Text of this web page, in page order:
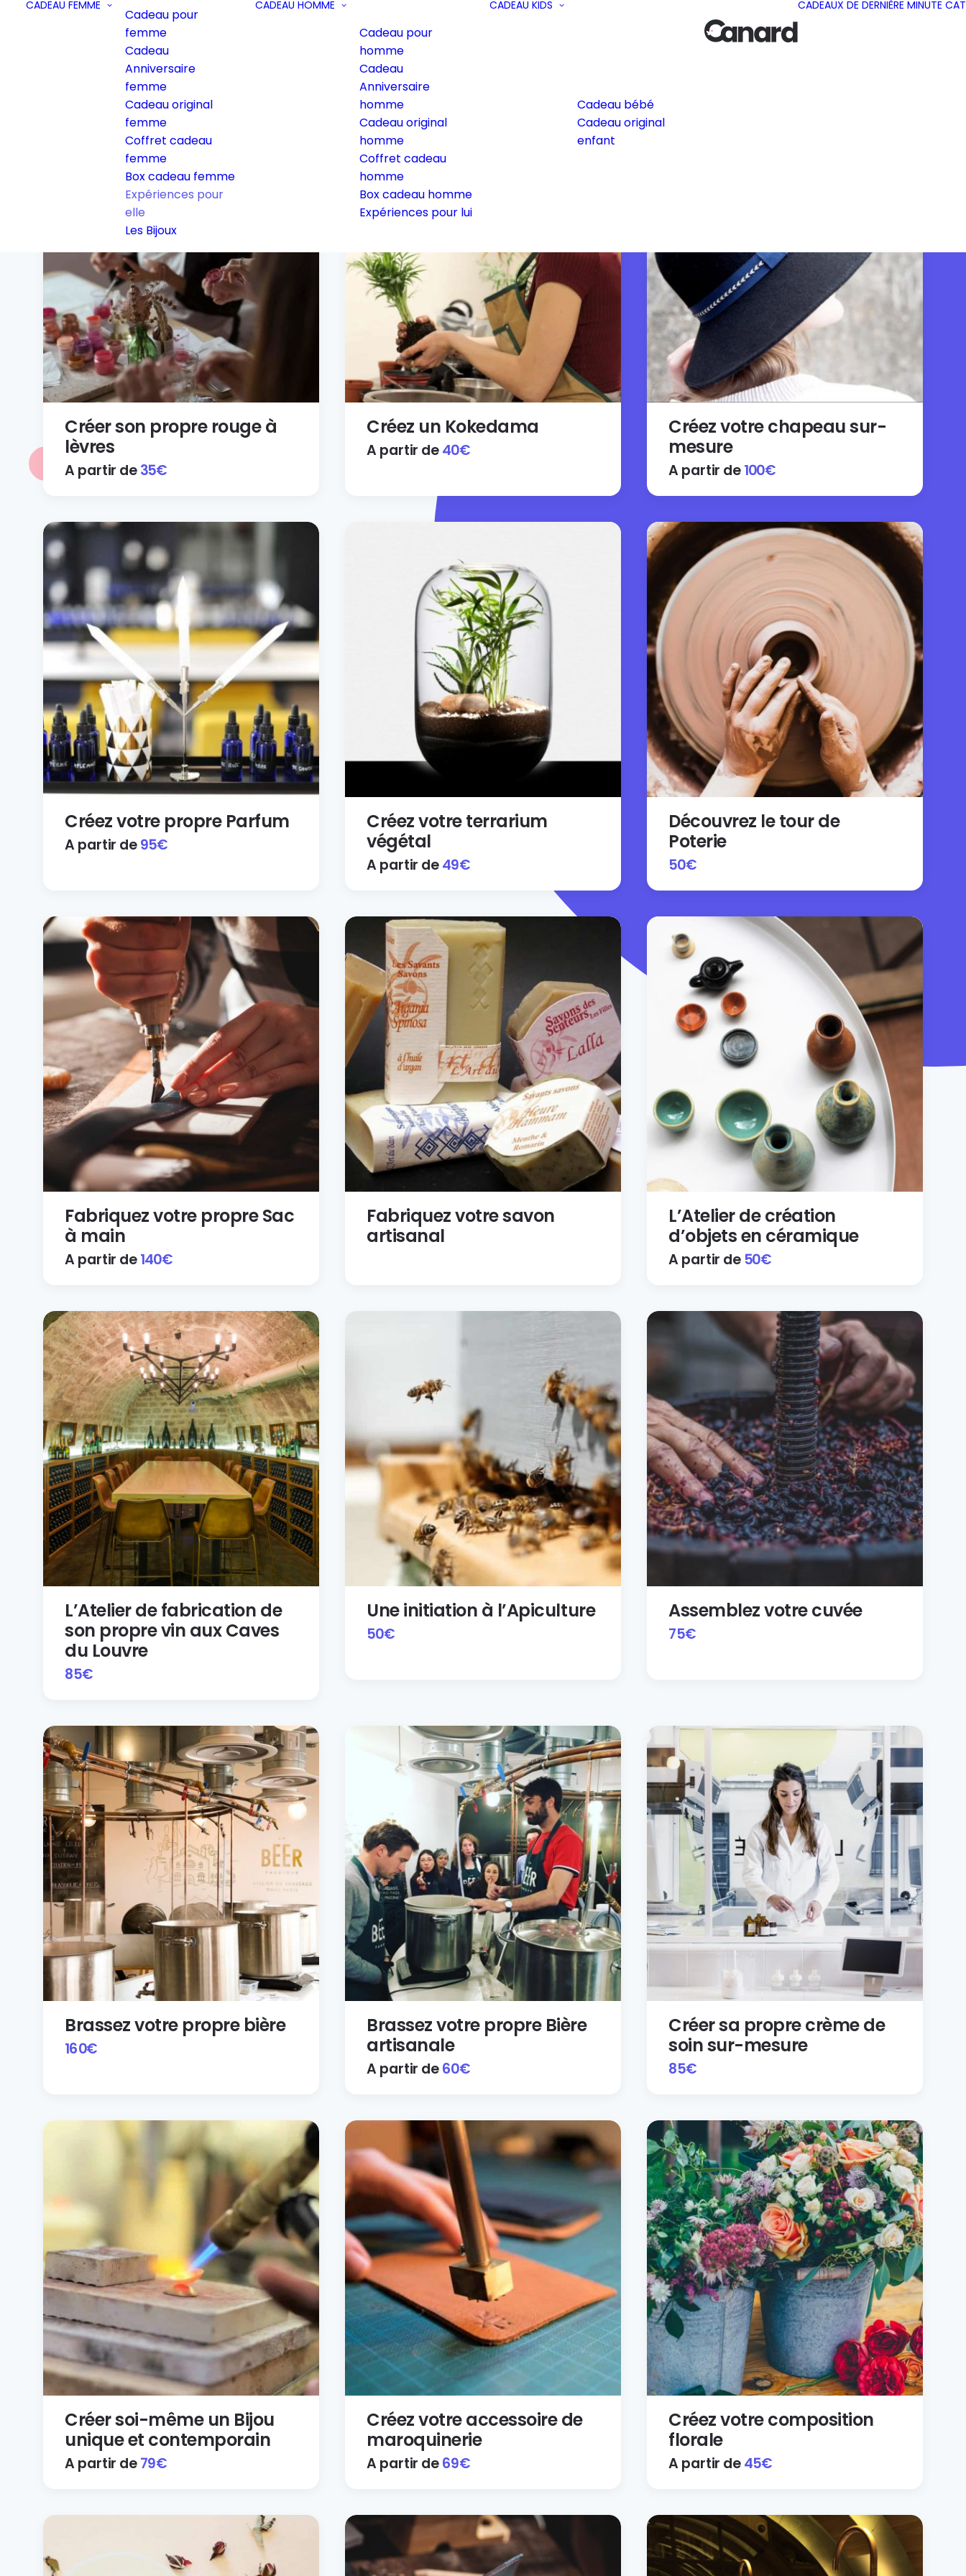
CADEAU FEMME
Cadeau pour
femme
Cadeau
Anniversaire
femme
Cadeau original
femme
Coffret cadeau
femme
Box cadeau femme
Expériences pour
elle
Les Bijoux
CADEAU HOMME
Cadeau pour
homme
Cadeau
Anniversaire
homme
Cadeau original
homme
Coffret cadeau
homme
Box cadeau homme
Expériences pour lui
CADEAU KIDS
Cadeau bébé
Cadeau original
enfant
CADEAUX DE DERNIÈRE MINUTE
Expériences à offrir à Madame
Créer son propre rouge à
lèvres
A partir de35€
Créez un Kokedama
A partir de40€
Créez votre chapeau sur-
mesure
A partir de100€
Créez votre propre Parfum
A partir de95€
Créez votre terrarium
végétal
A partir de49€
Découvrez le tour de
Poterie
50€
Fabriquez votre propre Sac
à main
A partir de140€
Fabriquez votre savon
artisanal
L’Atelier de création
d’objets en céramique
A partir de 50€
L’Atelier de fabrication de
son propre vin aux Caves
du Louvre
85€
Une initiation à l’Apiculture
50€
Assemblez votre cuvée
75€
Brassez votre propre bière
160€
Brassez votre propre Bière
artisanale
A partir de60€
Créer sa propre crème de
soin sur-mesure
85€
Créer soi-même un Bijou
unique et contemporain
A partir de79€
Créez votre accessoire de
maroquinerie
A partir de69€
Créez votre composition
florale
A partir de45€